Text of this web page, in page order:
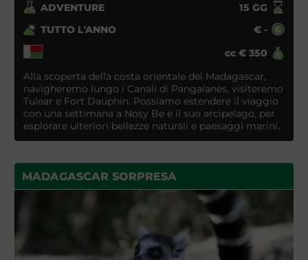
ADVENTURE 15 GG
TUTTO L'ANNO
€ -
cc € 350
Alla scoperta della costa orientale del Madagascar,
navigheremo lungo i Canali di Pangalanes, visiteremo
Tulear e Fort Dauphin. Possiamo estendere il viaggio
con una settimana a Nosy Be e il suo arcipelago, per
esplorare ulteriori bellezze naturali e paesaggi marini.
MADAGASCAR SORPRESA